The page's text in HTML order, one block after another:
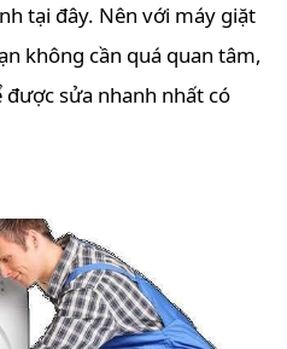
tại đây. Nên với máy giặt
không cần quá quan tâm,
sửa nhanh nhất có